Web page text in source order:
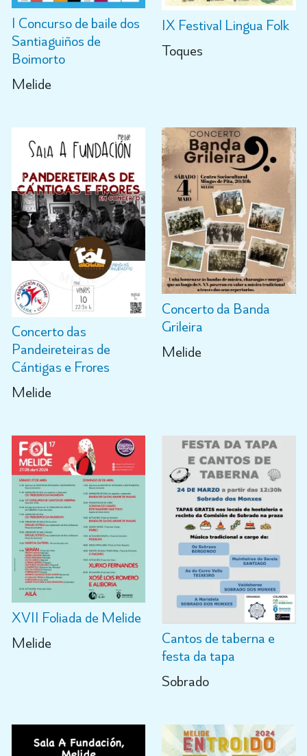
I Concurso de baile dos
Santiaguiños de
Boimorto
Melide
IX Festival Lingua Folk
Toques
Concerto das
Pandeireteiras de
Cántigas e Frores
Melide
Concerto da Banda
Grileira
Melide
XVII Foliada de Melide
Melide
Cantos de taberna e
festa da tapa
Sobrado